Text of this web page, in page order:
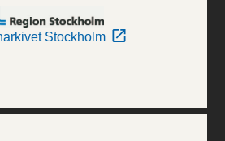
Stockholm